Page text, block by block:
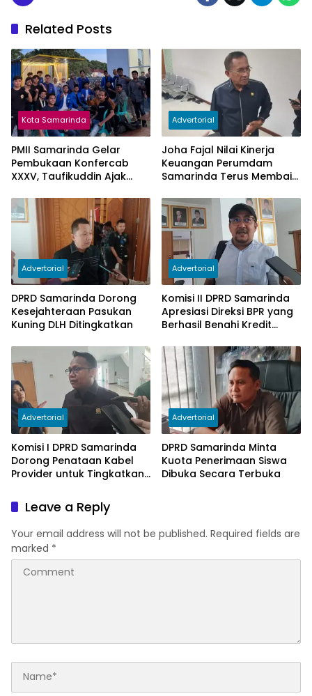
Related Posts
Kota Samarinda
PMII Samarinda Gelar
Pembukaan Konfercab
XXXV, Taufikuddin Ajak
Persatuan
Advertorial
Joha Fajal Nilai Kinerja
Keuangan Perumdam
Samarinda Terus Membaik,
Subsidi Berkurang
Advertorial
DPRD Samarinda Dorong
Kesejahteraan Pasukan
Kuning DLH Ditingkatkan
Advertorial
Komisi II DPRD Samarinda
Apresiasi Direksi BPR yang
Berhasil Benahi Kredit
Advertorial
Komisi I DPRD Samarinda
Dorong Penataan Kabel
Provider untuk Tingkatkan
Advertorial
DPRD Samarinda Minta
Kuota Penerimaan Siswa
Dibuka Secara Terbuka
Leave a Reply
Your email address will not be published. Required fields are
marked *